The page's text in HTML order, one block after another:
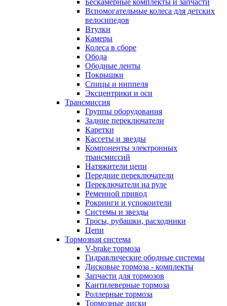
Вспомогательные колеса для детских
велосипедов
Втулки
Камеры
Колеса в сборе
Обода
Ободные ленты
Покрышки
Спицы и ниппеля
Эксцентрики и оси
Трансмиссия
Группы оборудования
Задние переключатели
Каретки
Кассеты и звезды
Компоненты электронных
трансмиссий
Натяжители цепи
Передние переключатели
Переключатели на руле
Ременной привод
Рокринги и успокоители
Системы и звезды
Тросы, рубашки, расходники
Цепи
Тормозная система
V-brake тормоза
Гидравлические ободные системы
Дисковые тормоза - комплекты
Запчасти для тормозов
Кантилеверные тормоза
Роллерные тормоза
Тормозные диски